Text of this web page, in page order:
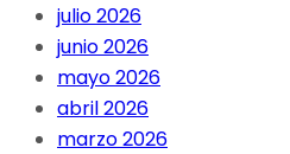
julio 2026
junio 2026
mayo 2026
abril 2026
marzo 2026